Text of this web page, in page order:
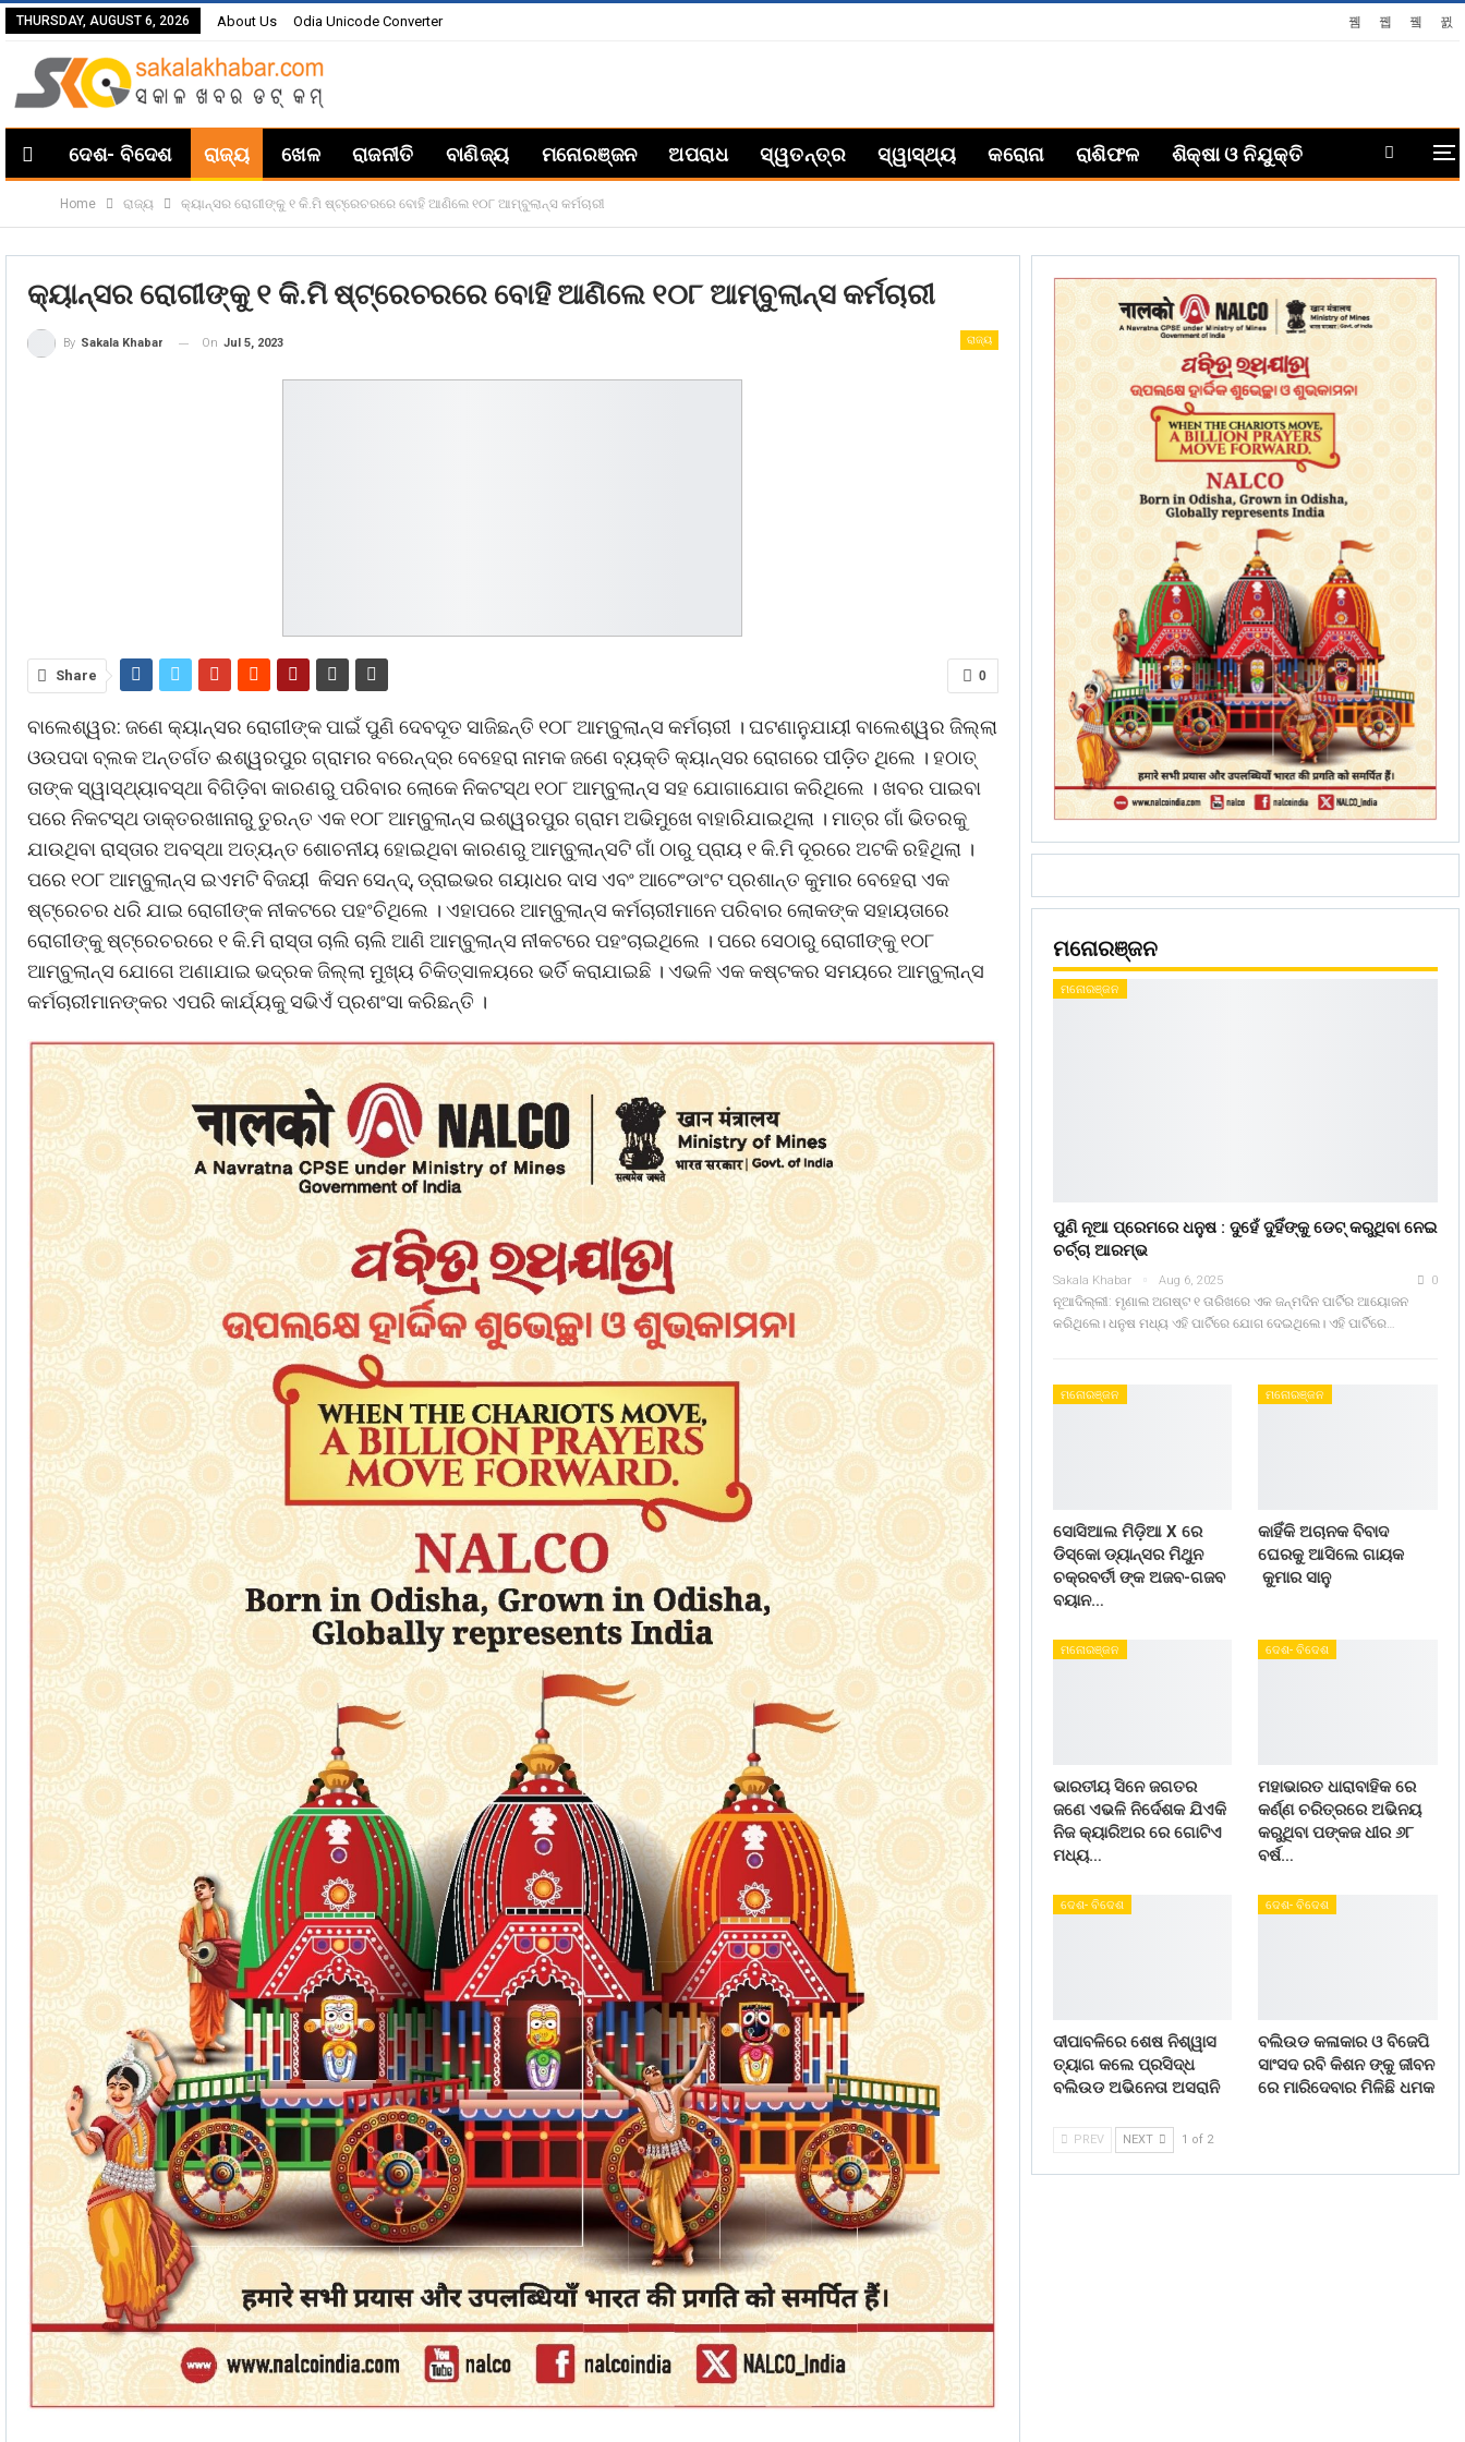
THURSDAY, AUGUST 6, 2026 About Us Odia Unicode Converter
ଦେଶ- ବିଦେଶ ରାଜ୍ୟ ଖେଳ ରାଜନୀତି ବାଣିଜ୍ୟ ମନୋରଞ୍ଜନ ଅପରାଧ ସ୍ୱତନ୍ତ୍ର ସ୍ୱାସ୍ଥ୍ୟ କରୋନା ରାଶିଫଳ ଶିକ୍ଷା ଓ ନିଯୁକ୍ତି
Home ରାଜ୍ୟ କ୍ୟାନ୍ସର ରୋଗୀଙ୍କୁ ୧ କି.ମି ଷ୍ଟ୍ରେଚରରେ ବୋହି ଆଣିଲେ ୧୦୮ ଆମ୍ବୁଲାନ୍ସ କର୍ମଚାରୀ
କ୍ୟାନ୍ସର ରୋଗୀଙ୍କୁ ୧ କି.ମି ଷ୍ଟ୍ରେଚରରେ ବୋହି ଆଣିଲେ ୧୦୮ ଆମ୍ବୁଲାନ୍ସ କର୍ମଚାରୀ
ରାଜ୍ୟ
By Sakala Khabar On Jul 5, 2023
0
Share
ବାଲେଶ୍ୱର: ଜଣେ କ୍ୟାନ୍ସର ରୋଗୀଙ୍କ ପାଇଁ ପୁଣି ଦେବଦୂତ ସାଜିଛନ୍ତି ୧୦୮ ଆମ୍ବୁଲାନ୍ସ କର୍ମଚାରୀ । ଘଟଣାନୁଯାୟୀ ବାଲେଶ୍ୱର ଜିଲ୍ଲା
ଓଉପଦା ବ୍ଲକ ଅନ୍ତର୍ଗତ ଈଶ୍ୱରପୁର ଗ୍ରାମର ବରେନ୍ଦ୍ର ବେହେରା ନାମକ ଜଣେ ବ୍ୟକ୍ତି କ୍ୟାନ୍ସର ରୋଗରେ ପୀଡ଼ିତ ଥିଲେ । ହଠାତ୍
ତାଙ୍କ ସ୍ୱାସ୍ଥ୍ୟାବସ୍ଥା ବିଗିଡ଼ିବା କାରଣରୁ ପରିବାର ଲୋକେ ନିକଟସ୍ଥ ୧୦୮ ଆମ୍ବୁଲାନ୍ସ ସହ ଯୋଗାଯୋଗ କରିଥିଲେ । ଖବର ପାଇବା
ପରେ ନିକଟସ୍ଥ ଡାକ୍ତରଖାନାରୁ ତୁରନ୍ତ ଏକ ୧୦୮ ଆମ୍ବୁଲାନ୍ସ ଇଶ୍ୱରପୁର ଗ୍ରାମ ଅଭିମୁଖେ ବାହାରିଯାଇଥିଲା । ମାତ୍ର ଗାଁ ଭିତରକୁ
ଯାଉଥିବା ରାସ୍ତାର ଅବସ୍ଥା ଅତ୍ୟନ୍ତ ଶୋଚନୀୟ ହୋଇଥିବା କାରଣରୁ ଆମ୍ବୁଲାନ୍ସଟି ଗାଁ ଠାରୁ ପ୍ରାୟ ୧ କି.ମି ଦୂରରେ ଅଟକି ରହିଥିଲା ।
ପରେ ୧୦୮ ଆମ୍ବୁଲାନ୍ସ ଇଏମଟି ବିଜୟୀ କିସନ ସେନ୍ଦ୍‌, ଡ୍ରାଇଭର ଗୟାଧର ଦାସ ଏବଂ ଆଟେଂଡାଂଟ ପ୍ରଶାନ୍ତ କୁମାର ବେହେରା ଏକ
ଷ୍ଟ୍ରେଚର ଧରି ଯାଇ ରୋଗୀଙ୍କ ନୀକଟରେ ପହଂଚିଥିଲେ । ଏହାପରେ ଆମ୍ବୁଲାନ୍ସ କର୍ମଚାରୀମାନେ ପରିବାର ଲୋକଙ୍କ ସହାୟତାରେ
ରୋଗୀଙ୍କୁ ଷ୍ଟ୍ରେଚରରେ ୧ କି.ମି ରାସ୍ତା ଚାଲି ଚାଲି ଆଣି ଆମ୍ବୁଲାନ୍ସ ନୀକଟରେ ପହଂଚାଇଥିଲେ । ପରେ ସେଠାରୁ ରୋଗୀଙ୍କୁ ୧୦୮
ଆମ୍ବୁଲାନ୍ସ ଯୋଗେ ଅଣାଯାଇ ଭଦ୍ରକ ଜିଲ୍ଲା ମୁଖ୍ୟ ଚିକିତ୍ସାଳୟରେ ଭର୍ତି କରାଯାଇଛି । ଏଭଳି ଏକ କଷ୍ଟକର ସମୟରେ ଆମ୍ବୁଲାନ୍ସ
କର୍ମଚାରୀମାନଙ୍କର ଏପରି କାର୍ଯ୍ୟକୁ ସଭିଏଁ ପ୍ରଶଂସା କରିଛନ୍ତି ।
ମନୋରଞ୍ଜନ
ମନୋରଞ୍ଜନ
ପୁଣି ନୂଆ ପ୍ରେମରେ ଧନୁଷ : ଦୁହେଁ ଦୁହିଁଙ୍କୁ ଡେଟ୍ କରୁଥିବା ନେଇ
ଚର୍ଚ୍ଚା ଆରମ୍ଭ
Sakala Khabar Aug 6, 2025 0
ନୂଆଦିଲ୍ଲୀ: ମୃଣାଲ ଅଗଷ୍ଟ ୧ ତାରିଖରେ ଏକ ଜନ୍ମଦିନ ପାର୍ଟିର ଆୟୋଜନ
କରିଥିଲେ। ଧନୁଷ ମଧ୍ୟ ଏହି ପାର୍ଟିରେ ଯୋଗ ଦେଇଥିଲେ। ଏହି ପାର୍ଟିରେ…
ମନୋରଞ୍ଜନ
ସୋସିଆଲ ମିଡ଼ିଆ X ରେ
ଡିସ୍କୋ ଡ୍ୟାନ୍ସର ମିଥୁନ
ଚକ୍ରବର୍ତୀ ଙ୍କ ଅଜବ-ଗଜବ
ବୟାନ…
ମନୋରଞ୍ଜନ
କାହିଁକି ଅଚାନକ ବିବାଦ
ଘେରକୁ ଆସିଲେ ଗାୟକ
କୁମାର ସାନୁ
ମନୋରଞ୍ଜନ
ଭାରତୀୟ ସିନେ ଜଗତର
ଜଣେ ଏଭଳି ନିର୍ଦେଶକ ଯିଏକି
ନିଜ କ୍ୟାରିଅର ରେ ଗୋଟିଏ
ମଧ୍ୟ…
ଦେଶ- ବିଦେଶ
ମହାଭାରତ ଧାରାବାହିକ ରେ
କର୍ଣ୍ଣ ଚରିତ୍ରରେ ଅଭିନୟ
କରୁଥିବା ପଙ୍କଜ ଧୀର ୬୮
ବର୍ଷ…
ଦେଶ- ବିଦେଶ
ଦୀପାବଳିରେ ଶେଷ ନିଶ୍ୱାସ
ତ୍ୟାଗ କଲେ ପ୍ରସିଦ୍ଧ
ବଲିଉଡ ଅଭିନେତା ଅସରାନି
ଦେଶ- ବିଦେଶ
ବଲିଉଡ କଳାକାର ଓ ବିଜେପି
ସାଂସଦ ରବି କିଶନ ଙ୍କୁ ଜୀବନ
ରେ ମାରିଦେବାର ମିଳିଛି ଧମକ
PREV NEXT 1 of 2